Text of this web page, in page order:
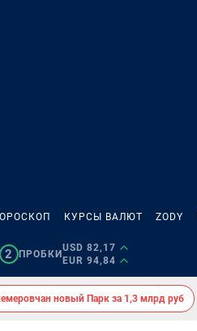
КУРСЫ ВАЛЮТ ZODY
2 ПРОБКИ
USD 82,17
EUR 94,84
новый Парк за 1,3 млрд руб